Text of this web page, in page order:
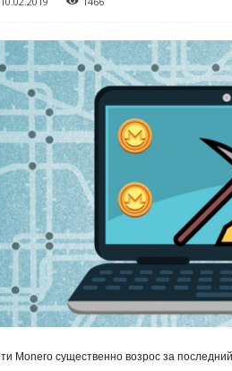
Monero существенно возрос за